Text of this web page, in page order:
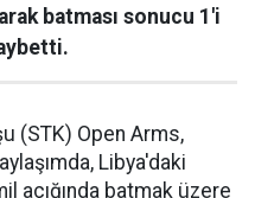
batması sonucu 1'i
(STK) Open Arms,
Libya'daki
açığında batmak üzere